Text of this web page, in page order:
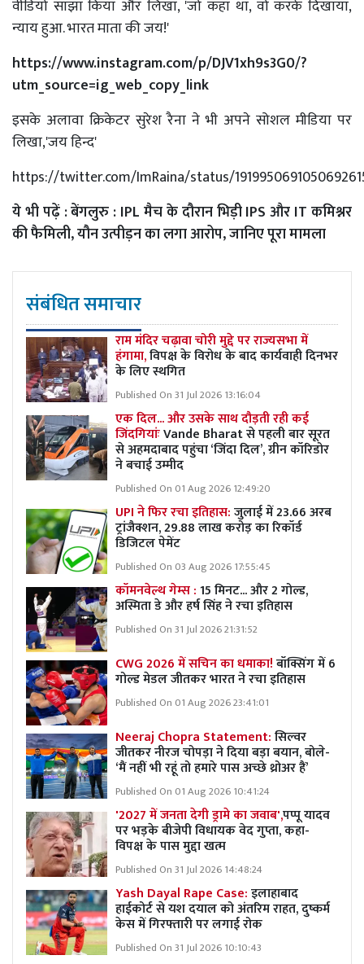
वीडियो साझा किया और लिखा, 'जो कहा था, वो करके दिखाया,
न्याय हुआ. भारत माता की जय!'
https://www.instagram.com/p/DJV1xh9s3G0/?
utm_source=ig_web_copy_link
इसके अलावा क्रिकेटर सुरेश रैना ने भी अपने सोशल मीडिया पर
लिखा,'जय हिन्द'
https://twitter.com/ImRaina/status/
ये भी पढ़ें :बेंगलुरु : IPL मैच के दौरान भिड़ी IPS और IT कमिश्नर
की फैमिली, यौन उत्पीड़न का लगा आरोप, जानिए पूरा मामला
संबंधित समाचार
राम मंदिर चढ़ावा चोरी मुद्दे पर राज्यसभा में
हंगामा,विपक्ष के विरोध के बाद कार्यवाही दिनभर
के लिए स्थगित
Published On 31 Jul 2026 13:16:04
एक दिल... और उसके साथ दौड़ती रही कई
जिंदगियांःVande Bharat से पहली बार सूरत
से अहमदाबाद पहुंचा ‘जिंदा दिल’, ग्रीन कॉरिडोर
ने बचाई उम्मीद
Published On 01 Aug 2026 12:49:20
UPI ने फिर रचा इतिहास:जुलाई में 23.66 अरब
ट्रांजैक्शन, 29.88 लाख करोड़ का रिकॉर्ड
डिजिटल पेमेंट
Published On 03 Aug 2026 17:55:45
कॉमनवेल्थ गेम्स :15 मिनट... और 2 गोल्ड,
अस्मिता डे और हर्ष सिंह ने रचा इतिहास
Published On 31 Jul 2026 21:31:52
CWG 2026 में सचिन का धमाका!बॉक्सिंग में 6
गोल्ड मेडल जीतकर भारत ने रचा इतिहास
Published On 01 Aug 2026 23:41:01
Neeraj Chopra Statement:सिल्वर
जीतकर नीरज चोपड़ा ने दिया बड़ा बयान, बोले-
‘मैं नहीं भी रहूं तो हमारे पास अच्छे थ्रोअर हैं’
Published On 01 Aug 2026 10:41:24
'2027 में जनता देगी ड्रामे का जवाब',पप्पू यादव
पर भड़के बीजेपी विधायक वेद गुप्ता, कहा-
विपक्ष के पास मुद्दा खत्म
Published On 31 Jul 2026 14:48:24
Yash Dayal Rape Case:इलाहाबाद
हाईकोर्ट से यश दयाल को अंतरिम राहत, दुष्कर्म
केस में गिरफ्तारी पर लगाई रोक
Published On 31 Jul 2026 10:10:43